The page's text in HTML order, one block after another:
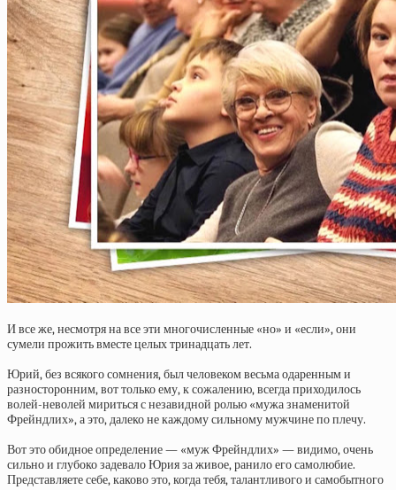
И все же, несмотря на все эти многочисленные «но» и «если», они
сумели прожить вместе целых тринадцать лет.
Юрий, без всякого сомнения, был человеком весьма одаренным и
разносторонним, вот только ему, к сожалению, всегда приходилось
волей-неволей мириться с незавидной ролью «мужа знаменитой
Фрейндлих», а это, далеко не каждому сильному мужчине по плечу.
Вот это обидное определение — «муж Фрейндлих» — видимо, очень
сильно и глубоко задевало Юрия за живое, ранило его самолюбие.
Представляете себе, каково это, когда тебя, талантливого и самобытного